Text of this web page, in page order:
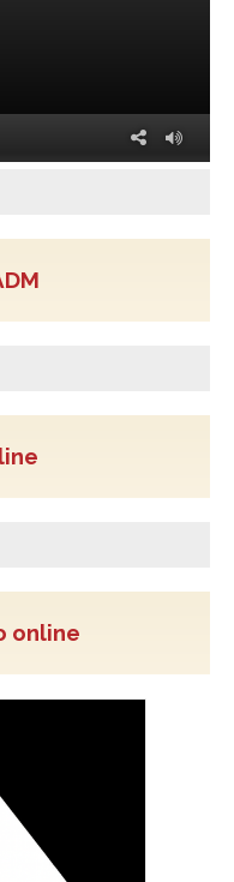
online